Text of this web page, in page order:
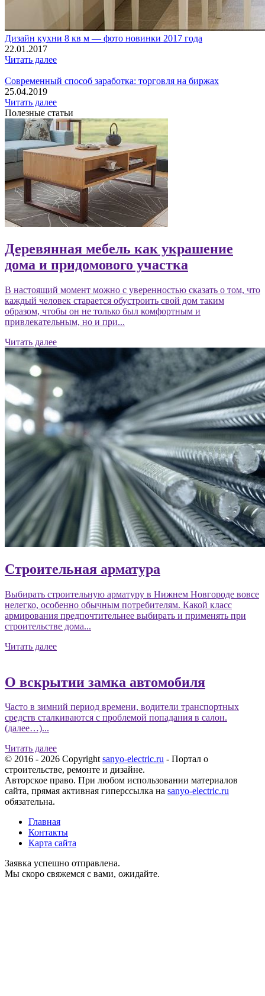
Дизайн кухни 8 кв м — фото новинки 2017 года
22.01.2017
Читать далее
Современный способ заработка: торговля на биржах
25.04.2019
Читать далее
Полезные статьи
Деревянная мебель как украшение
дома и придомового участка
В настоящий момент можно с уверенностью сказать о том, что
каждый человек старается обустроить свой дом таким
образом, чтобы он не только был комфортным и
привлекательным, но и при...
Читать далее
Строительная арматура
Выбирать строительную арматуру в Нижнем Новгороде вовсе
нелегко, особенно обычным потребителям. Какой класс
армирования предпочтительнее выбирать и применять при
строительстве дома...
Читать далее
О вскрытии замка автомобиля
Часто в зимний период времени, водители транспортных
средств сталкиваются с проблемой попадания в салон.
(далее…)...
Читать далее
© 2016 - 2026 Copyrightsanyo-electric.ru - Портал о
строительстве, ремонте и дизайне.
Авторское право. При любом использовании материалов
сайта, прямая активная гиперссылка на sanyo-electric.ru
обязательна.
Главная
Контакты
Карта сайта
Заявка успешно отправлена.
Мы скоро свяжемся с вами, ожидайте.